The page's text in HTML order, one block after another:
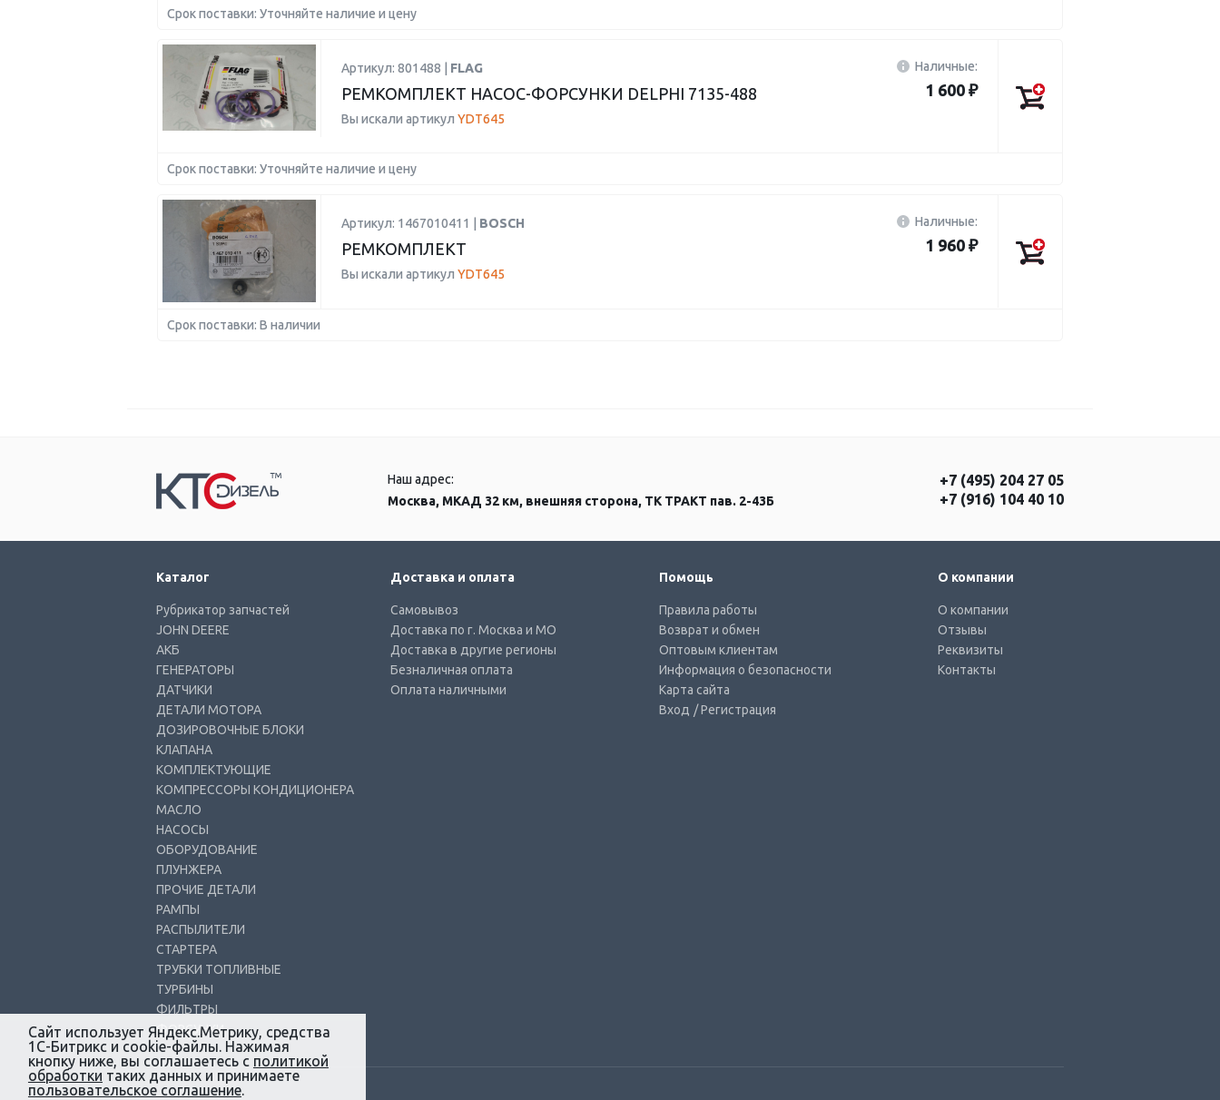
Срок поставки: Уточняйте наличие и цену
Артикул: 801488 | FLAG
РЕМКОМПЛЕКТ НАСОС-ФОРСУНКИ DELPHI 7135-488
Вы искали артикул YDT645
Наличные:
1 600 ₽
Срок поставки: Уточняйте наличие и цену
Артикул: 1467010411 | BOSCH
РЕМКОМПЛЕКТ
Вы искали артикул YDT645
Наличные:
1 960 ₽
Срок поставки: В наличии
Наш адрес:
Москва, МКАД 32 км, внешняя сторона, ТК ТРАКТ пав. 2-43Б
+7 (495) 204 27 05
+7 (916) 104 40 10
Каталог
Рубрикатор запчастей
JOHN DEERE
АКБ
ГЕНЕРАТОРЫ
ДАТЧИКИ
ДЕТАЛИ МОТОРА
ДОЗИРОВОЧНЫЕ БЛОКИ
КЛАПАНА
КОМПЛЕКТУЮЩИЕ
КОМПРЕССОРЫ КОНДИЦИОНЕРА
МАСЛО
НАСОСЫ
ОБОРУДОВАНИЕ
ПЛУНЖЕРА
ПРОЧИЕ ДЕТАЛИ
РАМПЫ
РАСПЫЛИТЕЛИ
СТАРТЕРА
ТРУБКИ ТОПЛИВНЫЕ
ТУРБИНЫ
ФИЛЬТРЫ
ФОРСУНКИ
Доставка и оплата
Самовывоз
Доставка по г. Москва и МО
Доставка в другие регионы
Безналичная оплата
Оплата наличными
Помощь
Правила работы
Возврат и обмен
Оптовым клиентам
Информация о безопасности
Карта сайта
Вход / Регистрация
О компании
О компании
Отзывы
Реквизиты
Контакты
Сайт использует Яндекс.Метрику, средства
1С-Битрикс и cookie-файлы. Нажимая
кнопку ниже, вы соглашаетесь с политикой
обработки таких данных и принимаете
пользовательское соглашение.